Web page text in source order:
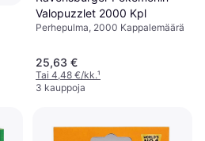
Valopuzzlet 2000 Kpl
Perhepulma, 2000 Kappalemäärä
25,63 €
Tai 4,48 €/kk.¹
3 kauppoja